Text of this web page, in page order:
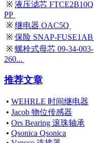
※ 液压滤芯 FTCE2B10Q
PP
※ 继电器 OAC5Q
※ 保险 SNAP-FUSE1AB
※ 螺栓式母芯 09-34-003-
260...
推荐文章
• WEHRLE 时间继电器
• Jacob 物位传感器
• Ors Bearing 滚珠轴承
• Qsonica Qsonica